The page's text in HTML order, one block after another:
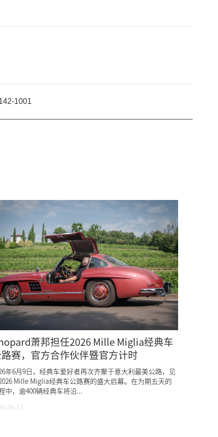
萧邦担任2026 Mille Miglia经典车
赛，官方合作伙伴暨官方计时
年6月9日，经典车爱好者再次齐聚于意大利最美公路，见
Mille Miglia经典车公路赛的盛大启幕。在为期五天的
中，逾400辆经典车将沿...
06-13